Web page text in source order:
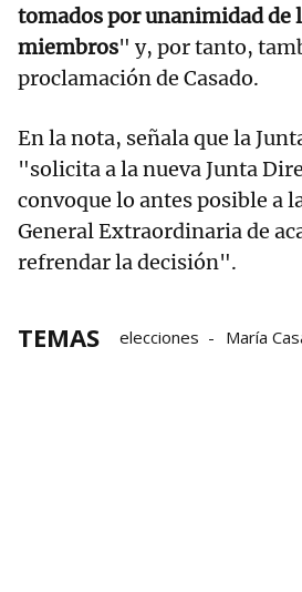
tomados por unanimidad de
miembros" y, por tanto,
proclamación de Casado.
En la nota, señala que la
"solicita a la nueva Junta
convoque lo antes posible a
General Extraordinaria de
refrendar la decisión".
TEMAS elecciones María